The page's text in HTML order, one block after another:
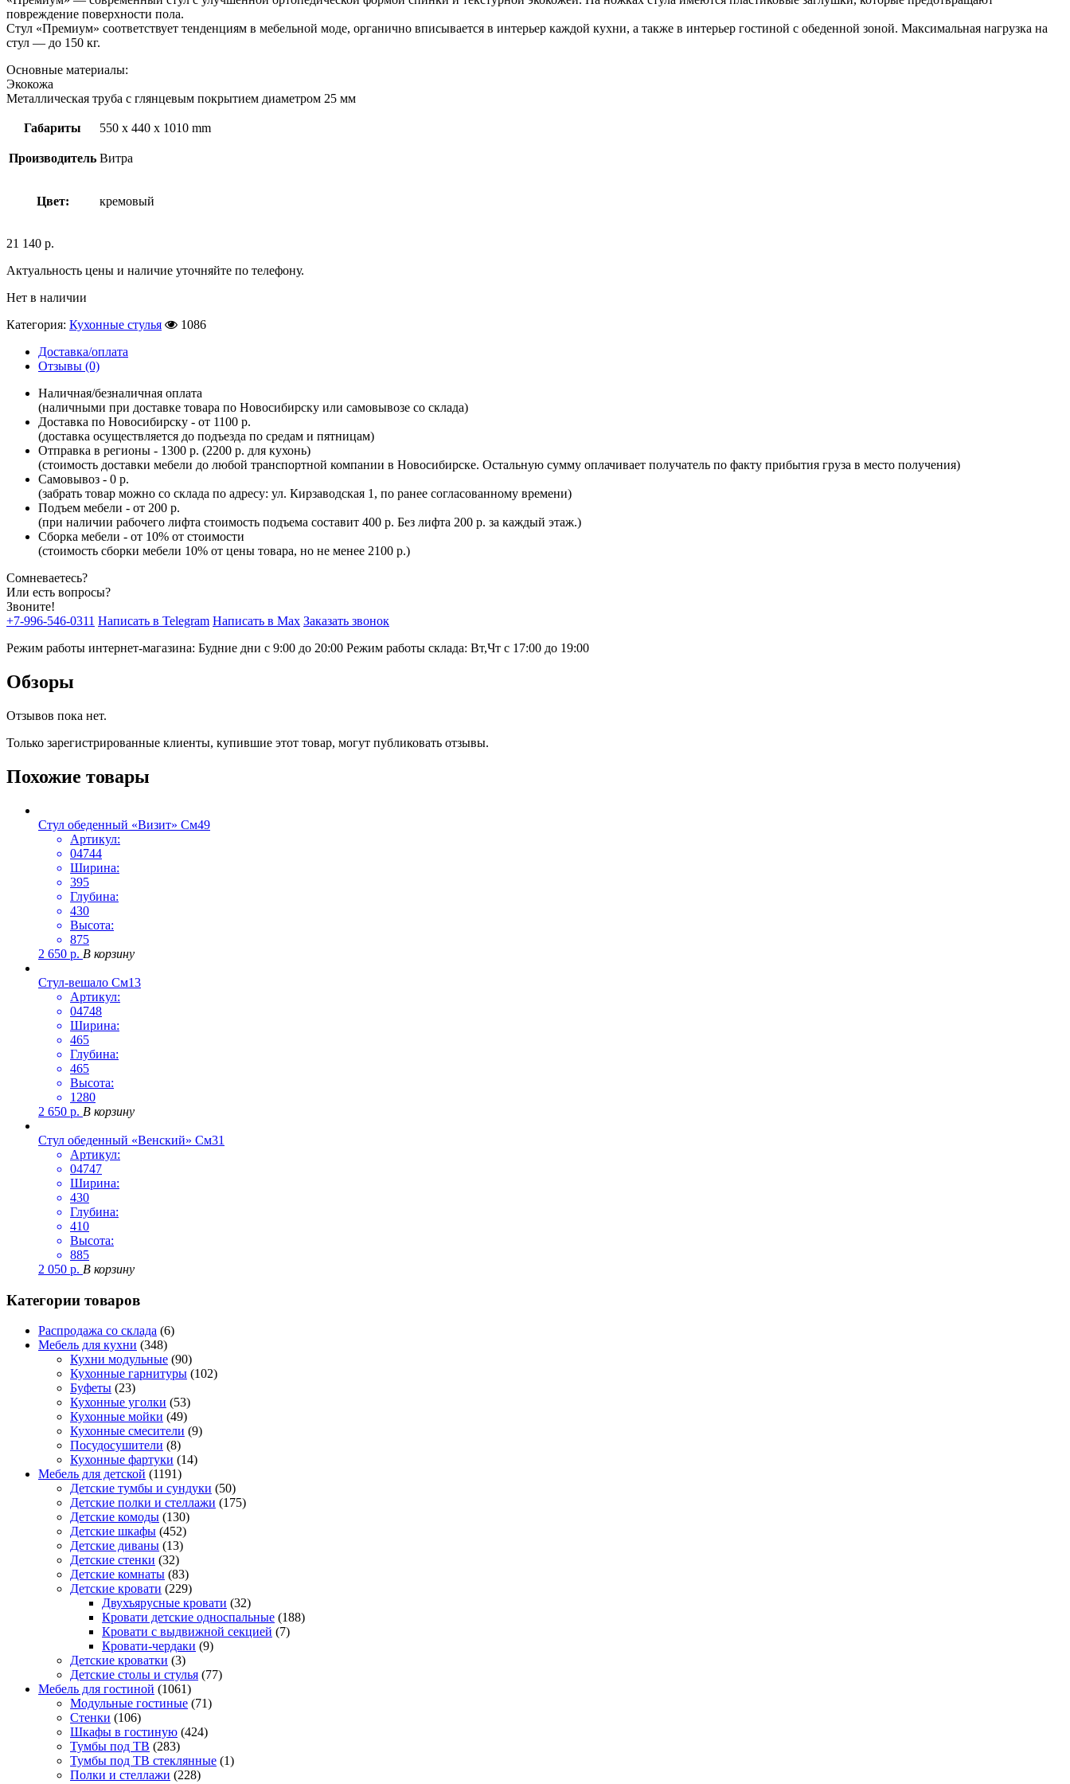
повреждение поверхности пола.
Стул «Премиум» соответствует тенденциям в мебельной моде, органично вписывается в интерьер каждой кухни, а также в интерьер гостиной с обеденной зоной. Максимальная нагрузка на
стул — до 150 кг.
Основные материалы:
Экокожа
Металлическая труба с глянцевым покрытием диаметром 25 мм
Габариты 550 x 440 x 1010 mm
Производитель Витра
Цвет: кремовый
21 140 р.
Актуальность цены и наличие уточняйте по телефону.
Нет в наличии
Категория: Кухонные стулья
1086
Доставка/оплата
Отзывы (0)
Наличная/безналичная оплата
(наличными при доставке товара по Новосибирску или самовывозе со склада)
Доставка по Новосибирску - от 1100 р.
(доставка осуществляется до подъезда по средам и пятницам)
Отправка в регионы - 1300 р. (2200 р. для кухонь)
(стоимость доставки мебели до любой транспортной компании в Новосибирске. Остальную сумму оплачивает получатель по факту прибытия груза в место получения)
Самовывоз - 0 р.
(забрать товар можно со склада по адресу: ул. Кирзаводская 1, по ранее согласованному времени)
Подъем мебели - от 200 р.
(при наличии рабочего лифта стоимость подъема составит 400 р. Без лифта 200 р. за каждый этаж.)
Сборка мебели - от 10% от стоимости
(стоимость сборки мебели 10% от цены товара, но не менее 2100 р.)
Сомневаетесь?
Или есть вопросы?
Звоните!
+7-996-546-0311 Написать в Telegram Написать в Max Заказать звонок
Режим работы интернет-магазина: Будние дни с 9:00 до 20:00 Режим работы склада: Вт,Чт с 17:00 до 19:00
Обзоры
Отзывов пока нет.
Только зарегистрированные клиенты, купившие этот товар, могут публиковать отзывы.
Похожие товары
Стул обеденный «Визит» См49
Артикул:
04744
Ширина:
395
Глубина:
430
Высота:
875
2 650 р. В корзину
Стул-вешало См13
Артикул:
04748
Ширина:
465
Глубина:
465
Высота:
1280
2 650 р. В корзину
Стул обеденный «Венский» См31
Артикул:
04747
Ширина:
430
Глубина:
410
Высота:
885
2 050 р. В корзину
Категории товаров
Распродажа со склада (6)
Мебель для кухни (348)
Кухни модульные (90)
Кухонные гарнитуры (102)
Буфеты (23)
Кухонные уголки (53)
Кухонные мойки (49)
Кухонные смесители (9)
Посудосушители (8)
Кухонные фартуки (14)
Мебель для детской (1191)
Детские тумбы и сундуки (50)
Детские полки и стеллажи (175)
Детские комоды (130)
Детские шкафы (452)
Детские диваны (13)
Детские стенки (32)
Детские комнаты (83)
Детские кровати (229)
Двухъярусные кровати (32)
Кровати детские односпальные (188)
Кровати с выдвижной секцией (7)
Кровати-чердаки (9)
Детские кроватки (3)
Детские столы и стулья (77)
Мебель для гостиной (1061)
Модульные гостиные (71)
Стенки (106)
Шкафы в гостиную (424)
Тумбы под ТВ (283)
Тумбы под ТВ стеклянные (1)
Полки и стеллажи (228)